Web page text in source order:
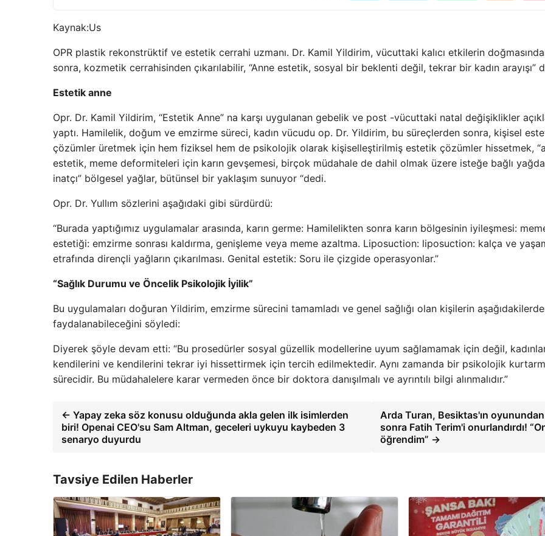
Kaynak:Us
OPR plastik rekonstrüktif ve estetik cerrahi uzmanı. Dr. Kamil Yildirim, vücuttaki kalıcı etkilerin
sonra, kozmetik cerrahisinden çıkarılabilir, “Anne estetik, sosyal bir beklenti değil, tekrar bir kadın arayışı”
Estetik anne
Opr. Dr. Kamil Yildirim, “Estetik Anne” na karşı uygulanan gebelik ve post -vücuttaki natal değişiklikler
yaptı. Hamilelik, doğum ve emzirme süreci, kadın vücudu op. Dr. Yildirim, bu süreçlerden sonra, kişisel
çözümler üretmek için hem fiziksel hem de psikolojik olarak kişiselleştirilmiş estetik çözümler hissetmek,
estetik, meme deformiteleri için karın gevşemesi, birçok müdahale de dahil olmak üzere isteğe bağlı yağda
inatçı” bölgesel yağlar, bütünsel bir yaklaşım sunuyor “dedi.
Opr. Dr. Yullım sözlerini aşağıdaki gibi sürdürdü:
“Burada yaptığımız uygulamalar arasında, karın germe: Hamilelikten sonra karın bölgesinin iyileşmesi:
estetiği: emzirme sonrası kaldırma, genişleme veya meme azaltma. Liposuction: liposuction: kalça ve
etrafında dirençli yağların çıkarılması. Genital estetik: Soru ile çizgide operasyonlar.”
“Sağlık Durumu ve Öncelik Psikolojik İyilik”
Bu uygulamaları doğuran Yildirim, emzirme sürecini tamamladı ve genel sağlığı olan kişilerin
faydalanabileceğini söyledi:
Diyerek şöyle devam etti: “Bu prosedürler sosyal güzellik modellerine uyum sağlamamak için değil,
kendilerini ve kendilerini tekrar iyi hissettirmek için tercih edilmektedir. Aynı zamanda bir psikolojik
sürecidir. Bu müdahalelere karar vermeden önce bir doktora danışılmalı ve ayrıntılı bilgi alınmalıdır.”
← Yapay zeka söz konusu olduğunda akla gelen ilk isimlerden
biri! Openai CEO'su Sam Altman, geceleri uykuyu kaybeden 3
senaryo duyurdu
Arda Turan, Besiktas'ın oyunundan
sonra Fatih Terim'i onurlandırdı!
öğrendim” →
Tavsiye Edilen Haberler